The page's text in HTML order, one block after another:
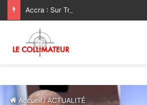
Accueil/ACTUALITÉ